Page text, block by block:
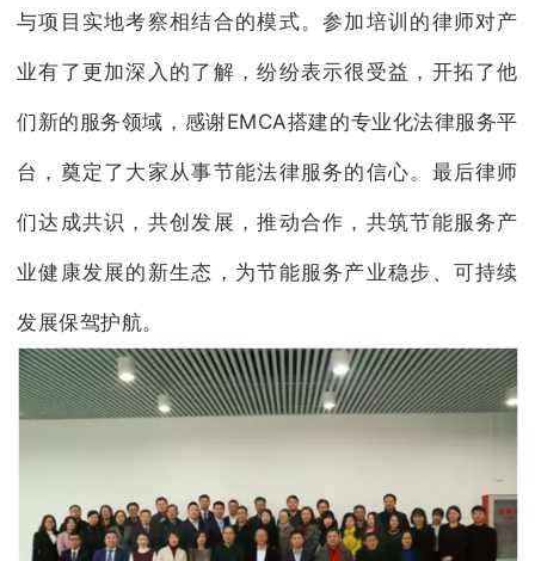
与项目实地考察相结合的模式。参加培训的律师对产
业有了更加深入的了解，纷纷表示很受益，开拓了他
们新的服务领域，感谢EMCA搭建的专业化法律服务平
台，奠定了大家从事节能法律服务的信心。最后律师
们达成共识，共创发展，推动合作，共筑节能服务产
业健康发展的新生态，为节能服务产业稳步、可持续
发展保驾护航。